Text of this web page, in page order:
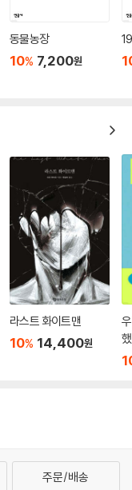
동물농장
10% 7,200원
라스트 화이트맨
10% 14,400원
주문/배송